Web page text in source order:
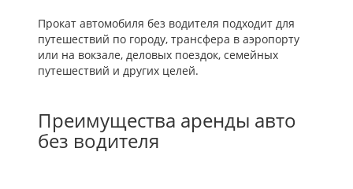
Прокат автомобиля без водителя подходит для
путешествий по городу, трансфера в аэропорту
или на вокзале, деловых поездок, семейных
путешествий и других целей.
Преимущества аренды авто
без водителя